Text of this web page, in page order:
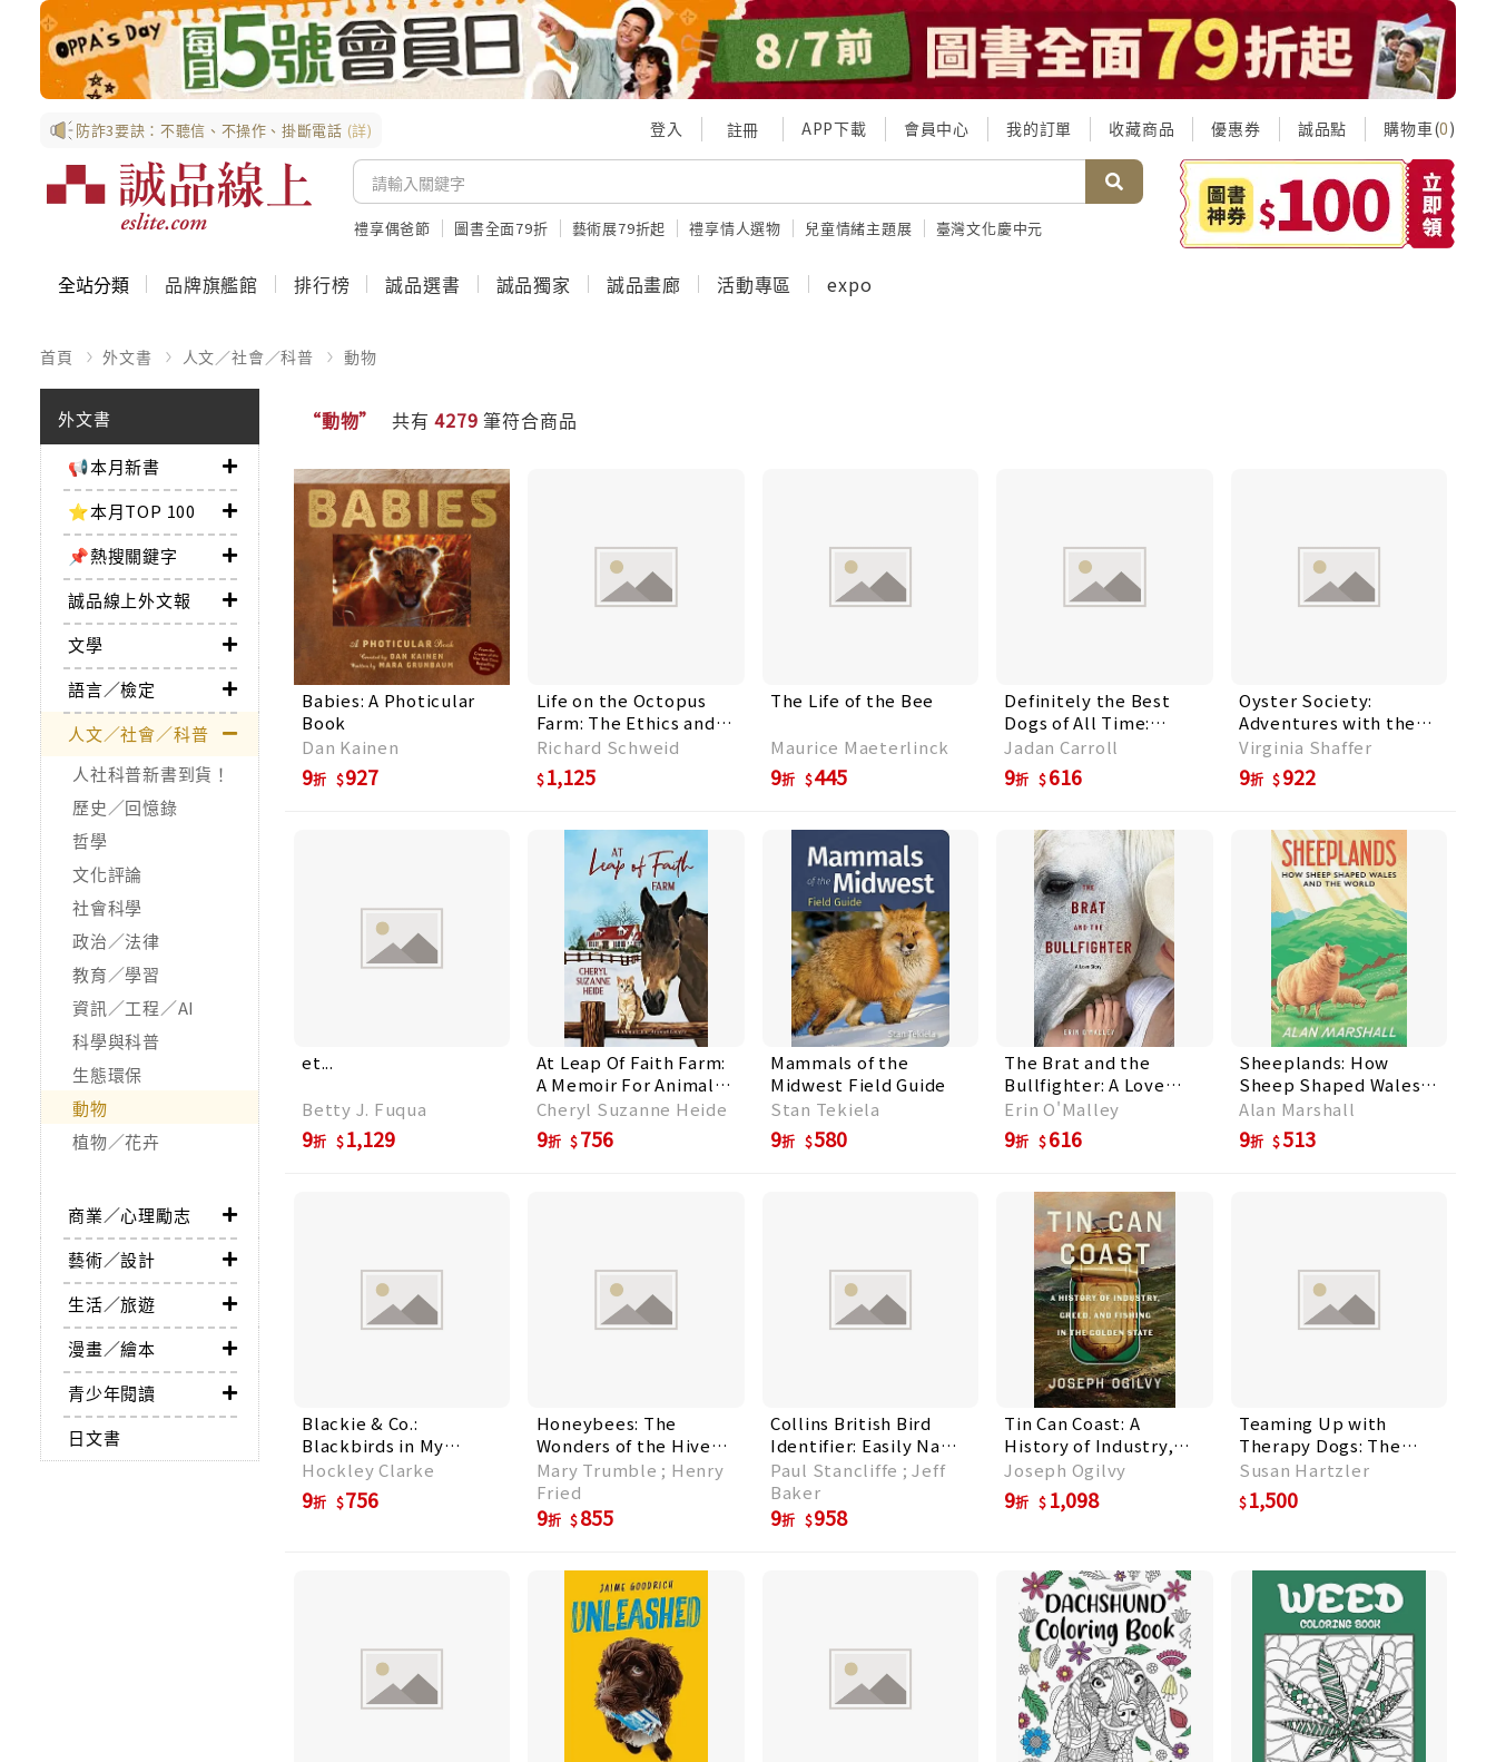
防詐3要訣：不聽信、不操作、掛斷電話 (詳) 登入 註冊 APP下載 會員中心 我的訂單 收藏商品 優惠券 誠品點 購物車(0)
禮享偶爸節 圖書全面79折 藝術展79折起 禮享情人選物 兒童情緒主題展 臺灣文化慶中元
全站分類 品牌旗艦館 排行榜 誠品選書 誠品獨家 誠品畫廊 活動專區 expo
首頁 外文書 人文／社會／科普 動物
外文書
📢本月新書
⭐本月TOP 100
📌熱搜關鍵字
誠品線上外文報
文學
語言／檢定
人文／社會／科普
人社科普新書到貨！
歷史／回憶錄
哲學
文化評論
社會科學
政治／法律
教育／學習
資訊／工程／AI
科學與科普
生態環保
動物
植物／花卉
商業／心理勵志
藝術／設計
生活／旅遊
漫畫／繪本
青少年閱讀
日文書
“動物” 共有4279 筆符合商品
Babies: A Photicular
Book
Dan Kainen
9折 927
Life on the Octopus
Farm: The Ethics and
Future of Growing the
World's Most
Intelligent
Richard Schweid
1,125
The Life of the Bee
Maurice Maeterlinck
9折 445
Definitely the Best
Dogs of All Time:
Amazing, Astounding,
and Heartwarming
Stories of Historical,
Dogs from Around the
World
Jadan Carroll
9折 616
Oyster Society:
Adventures with the
Shellfishly Motivated
Virginia Shaffer
9折 922
et...
Betty J. Fuqua
9折 1,129
At Leap Of Faith Farm:
A Memoir For Animal
Lovers
Cheryl Suzanne Heide
9折 756
Mammals of the
Midwest Field Guide
Stan Tekiela
9折 580
The Brat and the
Bullfighter: A Love
Story
Erin O'Malley
9折 616
Sheeplands: How
Sheep Shaped Wales
and the World
Alan Marshall
9折 513
Blackie & Co.:
Blackbirds in My
Garden
Hockley Clarke
9折 756
Honeybees: The
Wonders of the Hive
and How to Help Them
Thrive
Mary Trumble ; Henry
Fried
9折 855
Collins British Bird
Identifier: Easily Name
All Species Using Only
5 Features with the 5
Id Method
Paul Stancliffe ; Jeff
Baker
9折 958
Tin Can Coast: A
History of Industry,
Greed, and Fishing in
the Golden State
Joseph Ogilvy
9折 1,098
Teaming Up with
Therapy Dogs: The
Bond, the Skills, the
Work That Transforms
Lives
Susan Hartzler
1,500